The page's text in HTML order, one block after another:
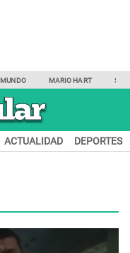
MUNDO MARIO HART
ACTUALIDAD DEPORTES